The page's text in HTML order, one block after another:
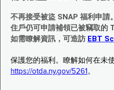
不再接受被盜 SNAP 福利申請。
住戶仍可申請補領已被竊取的
如需瞭解資訊，可造訪 EBT
保護您的福利。瞭解如何在未
https://otda.ny.gov/5261 。